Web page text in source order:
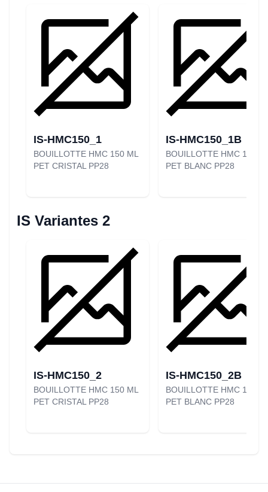
IS-HMC150_1
BOUILLOTTE HMC 150 ML
PET CRISTAL PP28
IS-HMC150_1B
BOUILLOTTE HMC 150
PET BLANC PP28
IS Variantes 2
IS-HMC150_2
BOUILLOTTE HMC 150 ML
PET CRISTAL PP28
IS-HMC150_2B
BOUILLOTTE HMC 150
PET BLANC PP28